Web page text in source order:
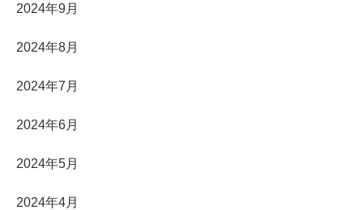
2024年9月
2024年8月
2024年7月
2024年6月
2024年5月
2024年4月